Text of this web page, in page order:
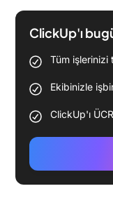
ClickUp'ı
Tüm
Ekibinizle
ClickUp'ı